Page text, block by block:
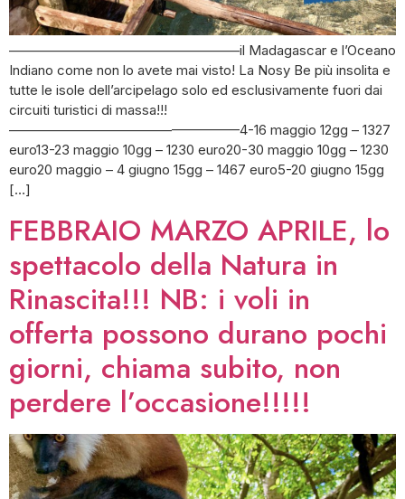
—————————————————il Madagascar e l’Oceano
Indiano come non lo avete mai visto! La Nosy Be più insolita e
tutte le isole dell’arcipelago solo ed esclusivamente fuori dai
circuiti turistici di massa!!!
—————————————————4-16 maggio 12gg – 1327
euro13-23 maggio 10gg – 1230 euro20-30 maggio 10gg – 1230
euro20 maggio – 4 giugno 15gg – 1467 euro5-20 giugno 15gg
[…]
FEBBRAIO MARZO APRILE, lo
spettacolo della Natura in
Rinascita!!! NB: i voli in
offerta possono durano pochi
giorni, chiama subito, non
perdere l’occasione!!!!!